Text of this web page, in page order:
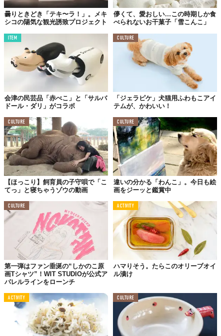
曇りときどき「テキ〜ラ！」。メキ
シコの陽気な観光誘致プロジェクト
儚くて、愛おしい…この時期しか食
べられないお干菓子「雪こんこ」
ITEM
会津の民芸品「赤べこ」と「サルバ
ドール・ダリ」がコラボ
CULTURE
「ジェラピケ」犬猫用ふわもこアイ
テムが、かわいい！
CULTURE
【ほっこり】飼育員の子守唄で「こ
てっ」と寝ちゃうゾウの動画
CULTURE
違いの分かる「わんこ」。今日も絵
画をジーッと鑑賞中
CULTURE
第一弾はファン垂涎の“しかのこ原
画Tシャツ”！WIT STUDIOが公式ア
パレルラインをローンチ
ACTIVITY
ハマりそう。たらこのオリーブオイ
ル漬け
ACTIVITY CULTURE